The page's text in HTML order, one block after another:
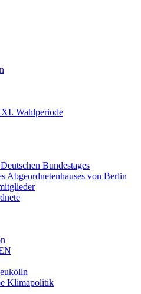
Wahlperiode
Bundestages
Abgeordnetenhauses von Berlin
Klimapolitik